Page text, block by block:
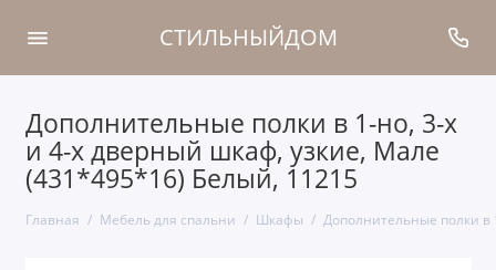
СТИЛЬНЫЙДОМ
Дополнительные полки в 1-но, 3-х
и 4-х дверный шкаф, узкие, Мале
(431*495*16) Белый, 11215
Главная Мебель для спальни Шкафы Дополнительные полки